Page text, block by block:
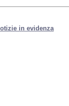
in evidenza